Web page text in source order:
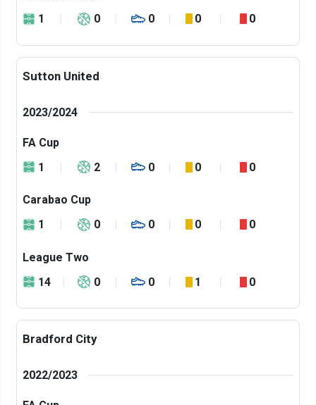
1
0 0 0 0
Sutton United
2023/2024
FA Cup
1
2 0 0 0
Carabao Cup
1
0 0 0 0
League Two
14
0 0 1 0
Bradford City
2022/2023